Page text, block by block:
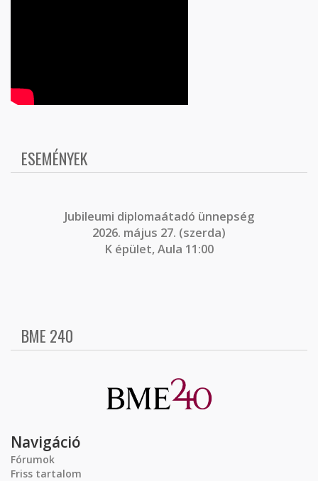
ESEMÉNYEK
Jubileumi diplomaátadó ünnepség
2026. május 27. (szerda)
K épület, Aula 11:00
BME 240
Navigáció
Fórumok
Friss tartalom